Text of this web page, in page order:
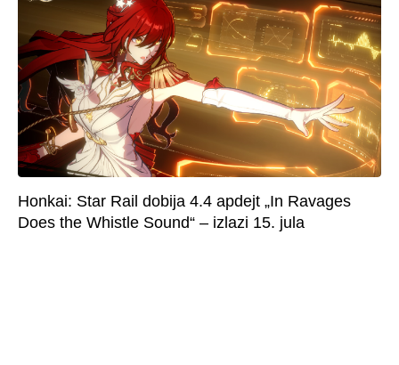
Honkai: Star Rail dobija 4.4 apdejt „In Ravages
Does the Whistle Sound“ – izlazi 15. jula